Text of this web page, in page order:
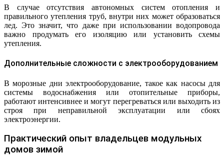
В случае отсутствия автономных систем отопления и
правильного утепления труб, внутри них может образоваться
лед. Это значит, что даже при использовании водопровода
важно продумать его изоляцию или установить схемы
утепления.
Дополнительные сложности с электрооборудованием
В морозные дни электрооборудование, такое как насосы для
системы водоснабжения или отопительные приборы,
работают интенсивнее и могут перегреваться или выходить из
строя при неправильной эксплуатации или сбоях
электроэнергии.
Практический опыт владельцев модульных
домов зимой